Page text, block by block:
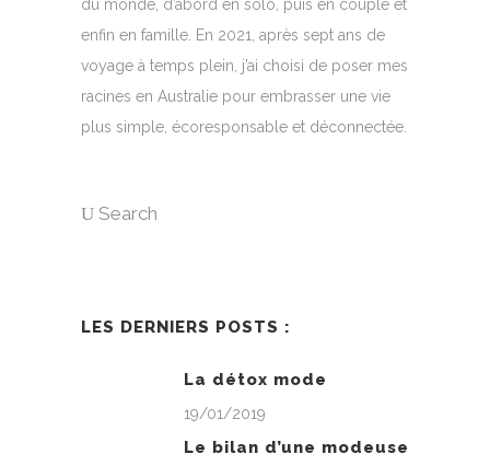
du monde, d’abord en solo, puis en couple et
enfin en famille. En 2021, après sept ans de
voyage à temps plein, j’ai choisi de poser mes
racines en Australie pour embrasser une vie
plus simple, écoresponsable et déconnectée.
Search
LES DERNIERS POSTS :
La détox mode
19/01/2019
Le bilan d’une modeuse